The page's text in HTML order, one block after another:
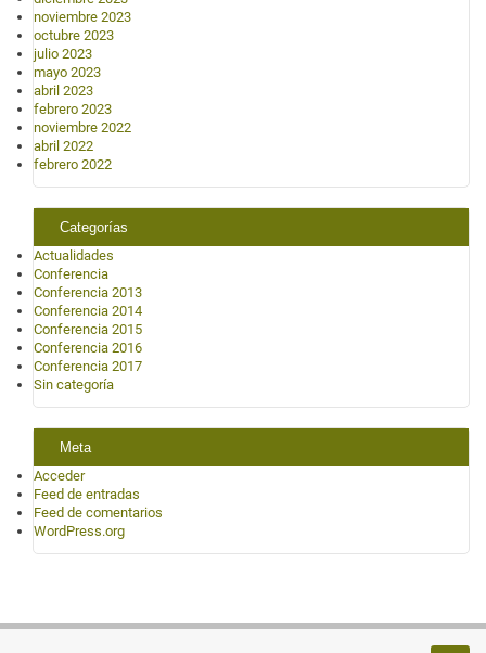
noviembre 2023
octubre 2023
julio 2023
mayo 2023
abril 2023
febrero 2023
noviembre 2022
abril 2022
febrero 2022
Categorías
Actualidades
Conferencia
Conferencia 2013
Conferencia 2014
Conferencia 2015
Conferencia 2016
Conferencia 2017
Sin categoría
Meta
Acceder
Feed de entradas
Feed de comentarios
WordPress.org